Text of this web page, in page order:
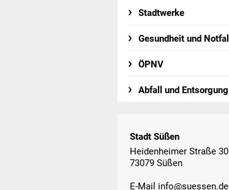
Stadtwerke
Gesundheit und Notfall
ÖPNV
Abfall und Entsorgung
Stadt Süßen
Heidenheimer Straße 30
73079 Süßen
E-Mail info@suessen.de